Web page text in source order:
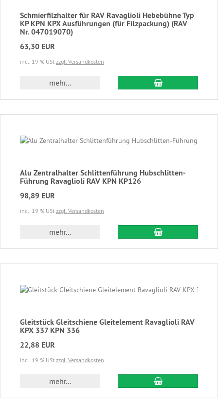
Schmierfilzhalter für RAV Ravaglioli Hebebühne Typ
KP KPN KPX Ausführungen (für Filzpackung) (RAV
Nr. 047019070)
63,30 EUR
incl. 19 % USt zzgl. Versandkosten
mehr... In den
Alu Zentralhalter Schlittenführung Hubschlitten-
Führung Ravaglioli RAV KPN KP126
98,89 EUR
incl. 19 % USt zzgl. Versandkosten
mehr... In den
Gleitstück Gleitschiene Gleitelement Ravaglioli RAV
KPX 337 KPN 336
22,88 EUR
incl. 19 % USt zzgl. Versandkosten
mehr... In den